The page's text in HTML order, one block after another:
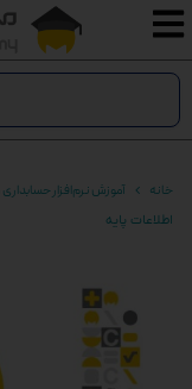
خانه آموزش نرم‌افزار
اطلاعات پایه